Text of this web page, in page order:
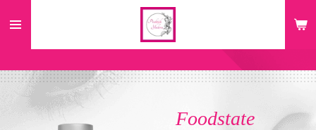
de
hoofdinhoud
Foodstate